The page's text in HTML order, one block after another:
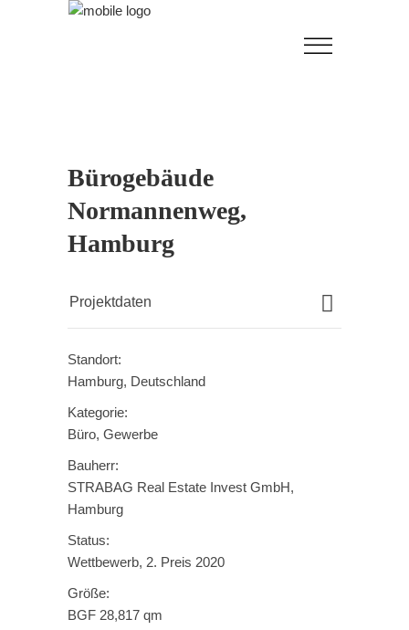
Bürogebäude
Normannenweg,
Hamburg
Projektdaten
Standort:
Hamburg, Deutschland
Kategorie:
Büro, Gewerbe
Bauherr:
STRABAG Real Estate Invest GmbH,
Hamburg
Status:
Wettbewerb, 2. Preis 2020
Größe:
BGF 28,817 qm